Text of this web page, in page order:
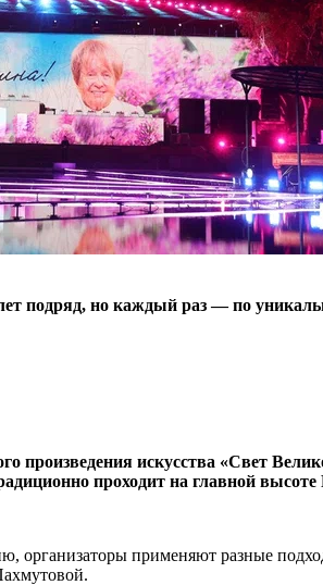
подряд, но каждый раз — по
произведения искусства «Свет
проходит на главной высоте
применяют разные